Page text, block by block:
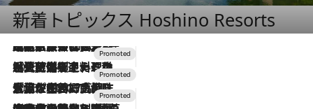
新着トピックス Hoshino Resorts
2026.7.31
【ホテル帰省】という選択肢をOMOが提案。家族とほどよい距離を保つには「昼は実家、夜は気兼ねなくホテルで！」
2026.7.24
【夏限定ディナーコース】旬を迎える稚鮎や花ズッキーニなどをイタリア・トスカーナの郷土料理の手法で満喫！
2026.7.17
「土佐和ハーブかき氷」がOMO7高知に登場！生姜、山椒、大葉など目にも舌にも涼を呼ぶ郷土の味